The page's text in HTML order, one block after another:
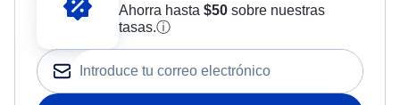
Ahorra hasta $50sobre nuestras
tasas.ⓘ